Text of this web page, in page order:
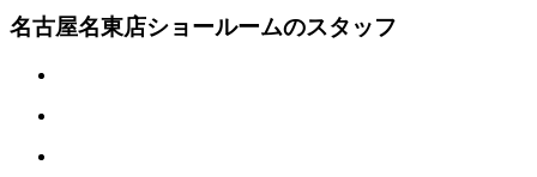
名古屋名東店ショールームのスタッフ